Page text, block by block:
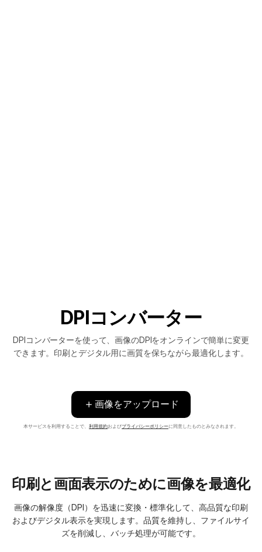
DPIコンバーター
DPIコンバーターを使って、画像のDPIをオンラインで簡単に変更
できます。印刷とデジタル用に画質を保ちながら最適化します。
画像をアップロード
本サービスを利用することで、 利用規約およびプライバシーポリシーに同意したものとみなされます。
印刷と画面表示のために画像を最適化
画像の解像度（DPI）を迅速に変換・標準化して、高品質な印刷
およびデジタル表示を実現します。品質を維持し、ファイルサイ
ズを削減し、バッチ処理が可能です。